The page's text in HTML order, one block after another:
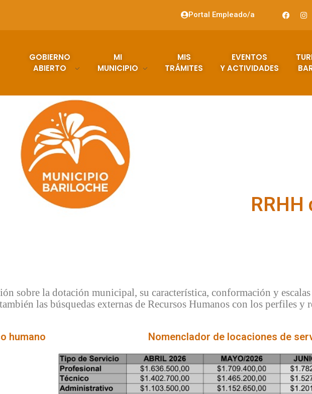
Portal Empleado/a
GOBIERNO
ABIERTO
MI
MUNICIPIO
MIS
TRÁMITES
EVENTOS
Y ACTIVIDADES
RRHH
sobre la dotación municipal, su característica, conformación y escalas
las búsquedas externas de Recursos Humanos con los perfiles y
humano
Nomenclador de locaciones de